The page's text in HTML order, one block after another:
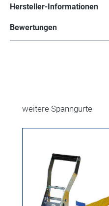
Hersteller-Informationen
Bewertungen
Produktgalerie
weitere Spanngurte